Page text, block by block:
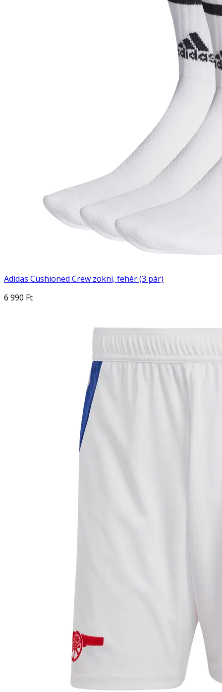
Adidas Cushioned Crew zokni, fehér (3 pár)
6 990 Ft